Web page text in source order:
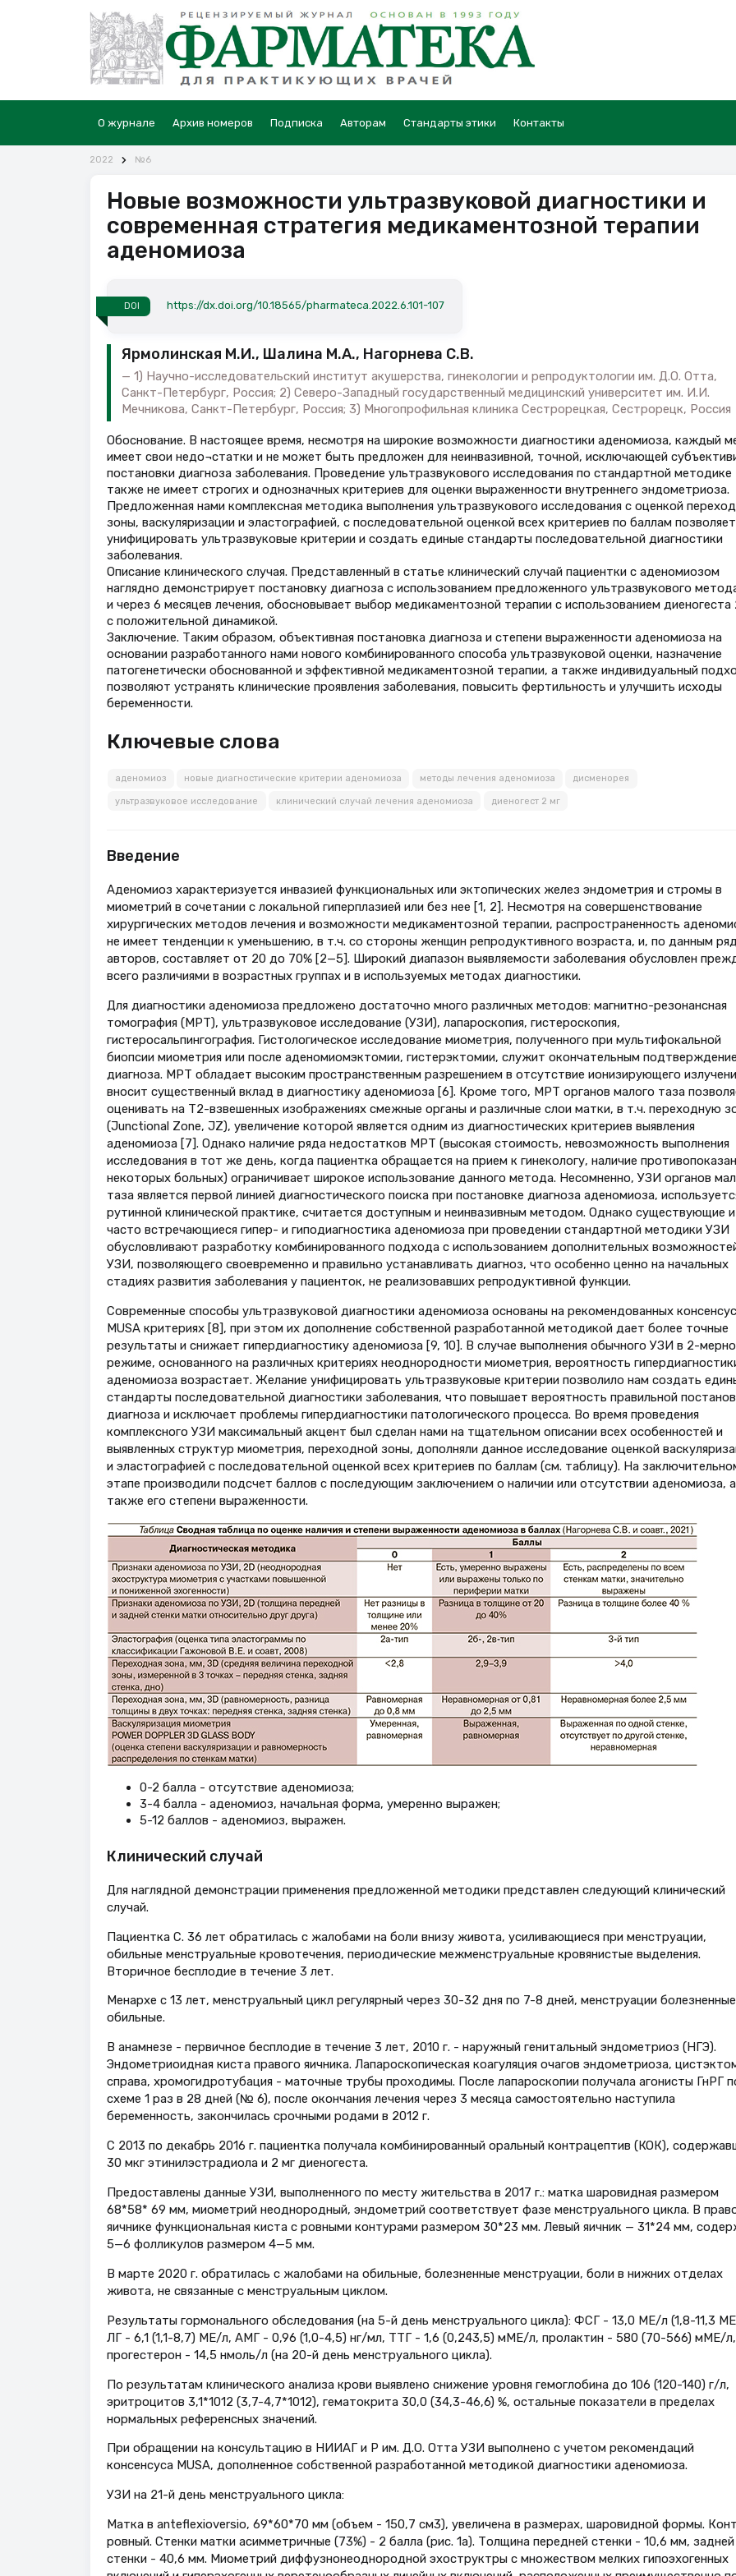
О журнале Архив номеров Подписка Авторам Стандарты этики Контакты
2022 №6
Новые возможности ультразвуковой диагностики и
современная стратегия медикаментозной терапии
аденомиоза
DOI https://dx.doi.org/10.18565/pharmateca.2022.6.101-107
Ярмолинская М.И., Шалина М.А., Нагорнева С.В.
1) Научно-исследовательский институт акушерства, гинекологии и репродуктологии им. Д.О. Отта,
Санкт-Петербург, Россия; 2) Северо-Западный государственный медицинский университет им. И.И.
Мечникова, Санкт-Петербург, Россия; 3) Многопрофильная клиника Сестрорецкая, Сестрорецк, Россия
Обоснование. В настоящее время, несмотря на широкие возможности диагностики аденомиоза, каждый
имеет свои недо¬статки и не может быть предложен для неинвазивной, точной, исключающей
постановки диагноза заболевания. Проведение ультразвукового исследования по стандартной методике
также не имеет строгих и однозначных критериев для оценки выраженности внутреннего эндометриоза.
Предложенная нами комплексная методика выполнения ультразвукового исследования с оценкой
зоны, васкуляризации и эластографией, с последовательной оценкой всех критериев по баллам позволяет
унифицировать ультразвуковые критерии и создать единые стандарты последовательной диагностики
заболевания.
Описание клинического случая. Представленный в статье клинический случай пациентки с аденомиозом
наглядно демонстрирует постановку диагноза с использованием предложенного ультразвукового
и через 6 месяцев лечения, обосновывает выбор медикаментозной терапии с использованием диеногеста
с положительной динамикой.
Заключение. Таким образом, объективная постановка диагноза и степени выраженности аденомиоза на
основании разработанного нами нового комбинированного способа ультразвуковой оценки, назначение
патогенетически обоснованной и эффективной медикаментозной терапии, а также индивидуальный
позволяют устранять клинические проявления заболевания, повысить фертильность и улучшить исходы
беременности.
Ключевые слова
аденомиоз новые диагностические критерии аденомиоза методы лечения аденомиоза дисменорея
ультразвуковое исследование клинический случай лечения аденомиоза диеногест 2 мг
Введение
Аденомиоз характеризуется инвазией функциональных или эктопических желез эндометрия и стромы в
миометрий в сочетании с локальной гиперплазией или без нее [1, 2]. Несмотря на совершенствование
хирургических методов лечения и возможности медикаментозной терапии, распространенность
не имеет тенденции к уменьшению, в т.ч. со стороны женщин репродуктивного возраста, и, по данным
авторов, составляет от 20 до 70% [2—5]. Широкий диапазон выявляемости заболевания обусловлен
всего различиями в возрастных группах и в используемых методах диагностики.
Для диагностики аденомиоза предложено достаточно много различных методов: магнитно-резонансная
томография (МРТ), ультразвуковое исследование (УЗИ), лапароскопия, гистероскопия,
гистеросальпингография. Гистологическое исследование миометрия, полученного при мультифокальной
биопсии миометрия или после аденомиомэктомии, гистерэктомии, служит окончательным
диагноза. МРТ обладает высоким пространственным разрешением в отсутствие ионизирующего
вносит существенный вклад в диагностику аденомиоза [6]. Кроме того, МРТ органов малого таза
оценивать на Т2-взвешенных изображениях смежные органы и различные слои матки, в т.ч. переходную
(Junctional Zone, JZ), увеличение которой является одним из диагностических критериев выявления
аденомиоза [7]. Однако наличие ряда недостатков МРТ (высокая стоимость, невозможность выполнения
исследования в тот же день, когда пациентка обращается на прием к гинекологу, наличие
некоторых больных) ограничивает широкое использование данного метода. Несомненно, УЗИ органов
таза является первой линией диагностического поиска при постановке диагноза аденомиоза,
рутинной клинической практике, считается доступным и неинвазивным методом. Однако существующие и
часто встречающиеся гипер- и гиподиагностика аденомиоза при проведении стандартной методики УЗИ
обусловливают разработку комбинированного подхода с использованием дополнительных
УЗИ, позволяющего своевременно и правильно устанавливать диагноз, что особенно ценно на начальных
стадиях развития заболевания у пациенток, не реализовавших репродуктивной функции.
Современные способы ультразвуковой диагностики аденомиоза основаны на рекомендованных
MUSA критериях [8], при этом их дополнение собственной разработанной методикой дает более точные
результаты и снижает гипердиагностику аденомиоза [9, 10]. В случае выполнения обычного УЗИ в 2-
режиме, основанного на различных критериях неоднородности миометрия, вероятность
аденомиоза возрастает. Желание унифицировать ультразвуковые критерии позволило нам создать
стандарты последовательной диагностики заболевания, что повышает вероятность правильной
диагноза и исключает проблемы гипердиагностики патологического процесса. Во время проведения
комплексного УЗИ максимальный акцент был сделан нами на тщательном описании всех особенностей и
выявленных структур миометрия, переходной зоны, дополняли данное исследование оценкой
и эластографией с последовательной оценкой всех критериев по баллам (см. таблицу). На
этапе производили подсчет баллов с последующим заключением о наличии или отсутствии аденомиоза, а
также его степени выраженности.
0-2 балла - отсутствие аденомиоза;
3-4 балла - аденомиоз, начальная форма, умеренно выражен;
5-12 баллов - аденомиоз, выражен.
Клинический случай
Для наглядной демонстрации применения предложенной методики представлен следующий клинический
случай.
Пациентка С. 36 лет обратилась с жалобами на боли внизу живота, усиливающиеся при менструации,
обильные менструальные кровотечения, периодические межменструальные кровянистые выделения.
Вторичное бесплодие в течение 3 лет.
Менархе c 13 лет, менструальный цикл регулярный через 30-32 дня по 7-8 дней, менструации
обильные.
В анамнезе - первичное бесплодие в течение 3 лет, 2010 г. - наружный генитальный эндометриоз (НГЭ).
Эндометриоидная киста правого яичника. Лапароскопическая коагуляция очагов эндометриоза,
справа, хромогидротубация - маточные трубы проходимы. После лапароскопии получала агонисты ГнРГ
схеме 1 раз в 28 дней (№ 6), после окончания лечения через 3 месяца самостоятельно наступила
беременность, закончилась срочными родами в 2012 г.
С 2013 по декабрь 2016 г. пациентка получала комбинированный оральный контрацептив (КОК),
30 мкг этинилэстрадиола и 2 мг диеногеста.
Предоставлены данные УЗИ, выполненного по месту жительства в 2017 г.: матка шаровидная размером
68*58* 69 мм, миометрий неоднородный, эндометрий соответствует фазе менструального цикла. В
яичнике функциональная киста c ровными контурами размером 30*23 мм. Левый яичник — 31*24 мм,
5—6 фолликулов размером 4—5 мм.
В марте 2020 г. обратилась с жалобами на обильные, болезненные менструации, боли в нижних отделах
живота, не связанные с менструальным циклом.
Результаты гормонального обследования (на 5-й день менструального цикла): ФСГ - 13,0 МЕ/л (1,8-11,3
ЛГ - 6,1 (1,1-8,7) МЕ/л, АМГ - 0,96 (1,0-4,5) нг/мл, ТТГ - 1,6 (0,243,5) мМЕ/л, пролактин - 580 (70-566) мМЕ/л,
прогестерон - 14,5 нмоль/л (на 20-й день менструального цикла).
По результатам клинического анализа крови выявлено снижение уровня гемоглобина до 106 (120-140) г/л,
эритроцитов 3,1*1012 (3,7-4,7*1012), гематокрита 30,0 (34,3-46,6) %, остальные показатели в пределах
нормальных референсных значений.
При обращении на консультацию в НИИАГ и Р им. Д.О. Отта УЗИ выполнено с учетом рекомендаций
консенсуса MUSA, дополненное собственной разработанной методикой диагностики аденомиоза.
УЗИ на 21-й день менструального цикла:
Матка в anteflexioversio, 69*60*70 мм (объем - 150,7 см3), увеличена в размерах, шаровидной формы.
ровный. Стенки матки асимметричные (73%) - 2 балла (рис. 1а). Толщина передней стенки - 10,6 мм, задней
стенки - 40,6 мм. Миометрий диффузнонеоднородной эхоструктры с множеством мелких гипоэхогенных